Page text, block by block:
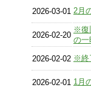
2026-03-01 2月
2026-02-20
※復
の一
2026-02-02 ※終
2026-02-01 1月